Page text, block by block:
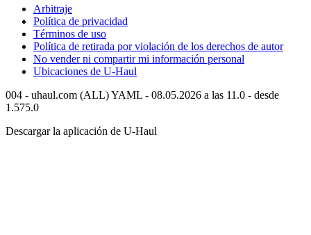
Arbitraje
Política de privacidad
Términos de uso
Política de retirada por violación de los derechos de autor
No vender ni compartir mi información personal
Ubicaciones de U-Haul
004 - uhaul.com (ALL) YAML - 08.05.2026 a las 11.0 - desde
1.575.0
Descargar la aplicación de U-Haul